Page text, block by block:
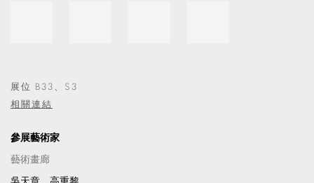
展位 B33、S3
相關連結
參展藝術家
藝術畫廊